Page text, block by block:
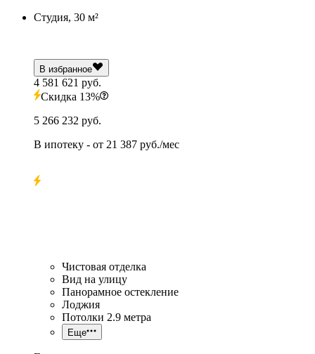
Студия, 30 м²
В избранное
4 581 621 руб.
Скидка 13%
5 266 232 руб.
В ипотеку - от 21 387 руб./мес
Чистовая отделка
Вид на улицу
Панорамное остекление
Лоджия
Потолки 2.9 метра
Еще